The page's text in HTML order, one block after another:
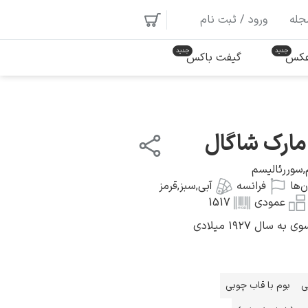
ورود / ثبت نام
عکس گیفت باکس
شاگال
,سوررئالیسم
فرانسه آبی,سبز,قرمز
عمودی
1517
۱۹۲۷ میلادی
بوم با قاب چوبی